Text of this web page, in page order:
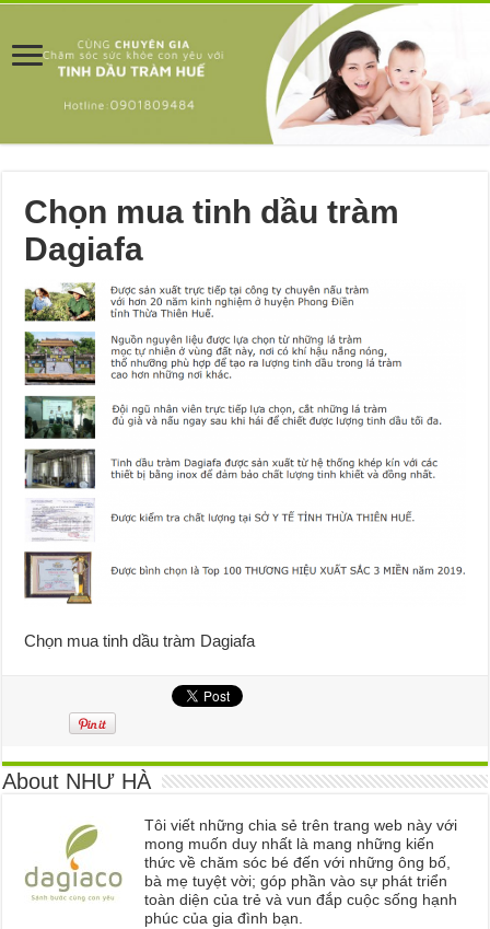
Chọn mua tinh dầu tràm
Dagiafa
Chọn mua tinh dầu tràm Dagiafa
About NHƯ HÀ
Tôi viết những chia sẻ trên trang web này với
mong muốn duy nhất là mang những kiến
thức về chăm sóc bé đến với những ông bố,
bà mẹ tuyệt vời; góp phần vào sự phát triển
toàn diện của trẻ và vun đắp cuộc sống hạnh
phúc của gia đình bạn.